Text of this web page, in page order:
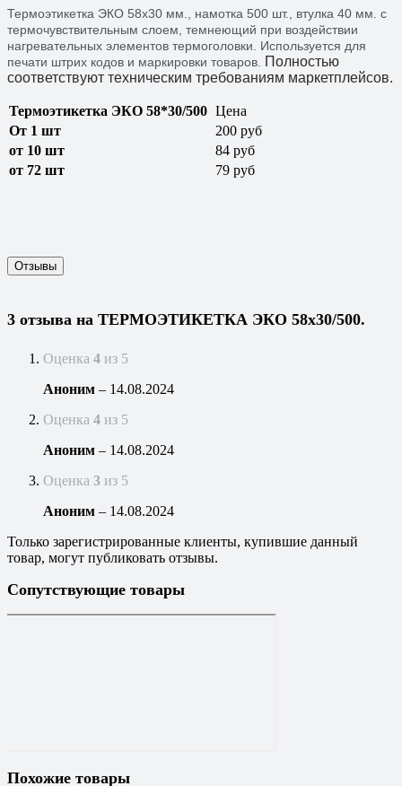
Термоэтикетка ЭКО 58х30 мм., намотка 500 шт., втулка 40 мм. с
термочувствительным слоем, темнеющий при воздействии
нагревательных элементов термоголовки. Используется для
печати штрих кодов и маркировки товаров.
Полностью
соответствуют техническим требованиям маркетплейсов.
Термоэтикетка ЭКО 58*30/500 Цена
От 1 шт
200 руб
от 10 шт
84 руб
от 72 шт 79 руб
Отзывы
3 отзыва на ТЕРМОЭТИКЕТКА ЭКО 58х30/500.
Оценка 4 из 5
Аноним – 14.08.2024
Оценка 4 из 5
Аноним – 14.08.2024
Оценка 3 из 5
Аноним – 14.08.2024
Только зарегистрированные клиенты, купившие данный
товар, могут публиковать отзывы.
Сопутствующие товары
Похожие товары